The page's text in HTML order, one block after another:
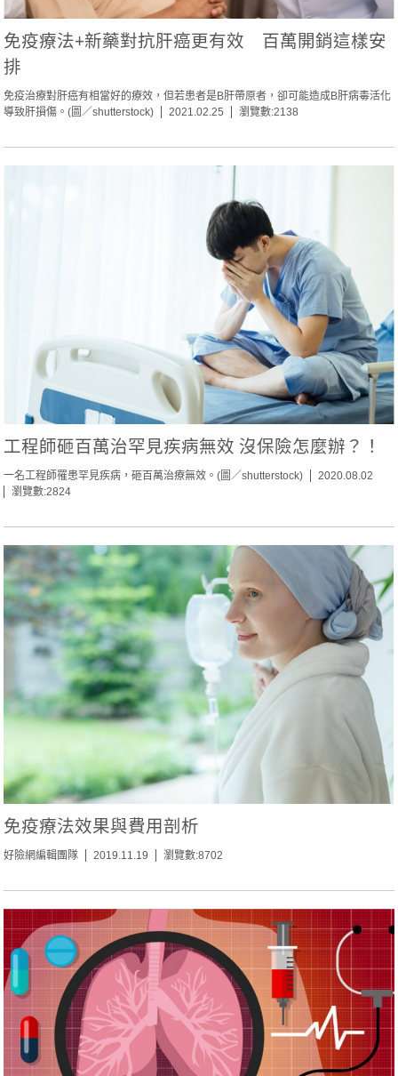
免疫療法+新藥對抗肝癌更有效 百萬開銷這樣安
排
免疫治療對肝癌有相當好的療效，但若患者是B肝帶原者，卻可能造成B肝病毒活化
導致肝損傷。(圖／shutterstock)
2021.02.25 瀏覽數:2138
工程師砸百萬治罕見疾病無效 沒保險怎麼辦？！
一名工程師罹患罕見疾病，砸百萬治療無效。(圖／shutterstock)
2020.08.02
瀏覽數:2824
免疫療法效果與費用剖析
好險網編輯團隊 2019.11.19 瀏覽數:8702